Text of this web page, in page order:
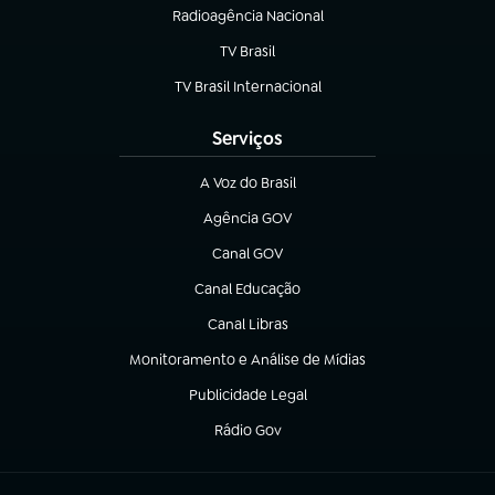
Radioagência Nacional
(abre em nova aba)
TV Brasil
(abre em nova aba)
TV Brasil Internacional
(abre em nova aba)
Serviços
A Voz do Brasil
(abre em nova aba)
Agência GOV
(abre em nova aba)
Canal GOV
(abre em nova aba)
Canal Educação
(abre em nova aba)
Canal Libras
(abre em nova aba)
Monitoramento e Análise de Mídias
(abre em nova aba)
Publicidade Legal
(abre em nova aba)
Rádio Gov
(abre em nova aba)